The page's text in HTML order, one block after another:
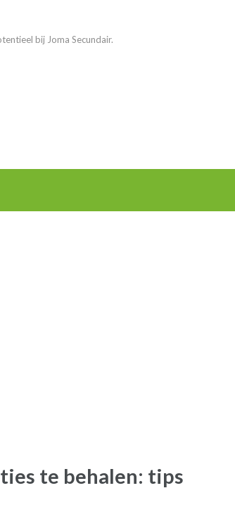
bij Joma Secundair.
te behalen: tips